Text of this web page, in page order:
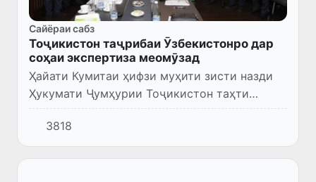
Сайёраи сабз
Тоҷикистон таҷрибаи Ӯзбекистонро дар
соҳаи экспертиза меомӯзад
Ҳайати Кумитаи ҳифзи муҳити зисти назди
Ҳукумати Ҷумҳурии Тоҷикистон таҳти
раёсати Бахтиёр Сафарализода, сардори
шуъбаи экспертизаи ин кумита барои
омӯхтани таҷрибаи Ӯзбекистон оид...
3818